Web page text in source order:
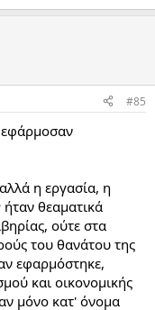
#85
εφάρμοσαν
η εργασία, η
ήταν θεαματικά
ούτε στα
του θανάτου της
εφαρμόστηκε,
και οικονομικής
μόνο κατ' όνομα